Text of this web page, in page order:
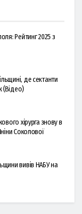
Рейтинг 2025 з
де сектанти
(Відео)
хірурга знову в
Соколової
вивів НАБУ на